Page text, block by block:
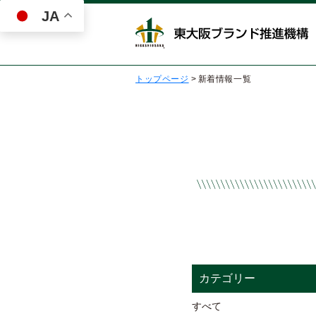
JA
トップページ > 新着情報一覧
カテゴリー
すべて